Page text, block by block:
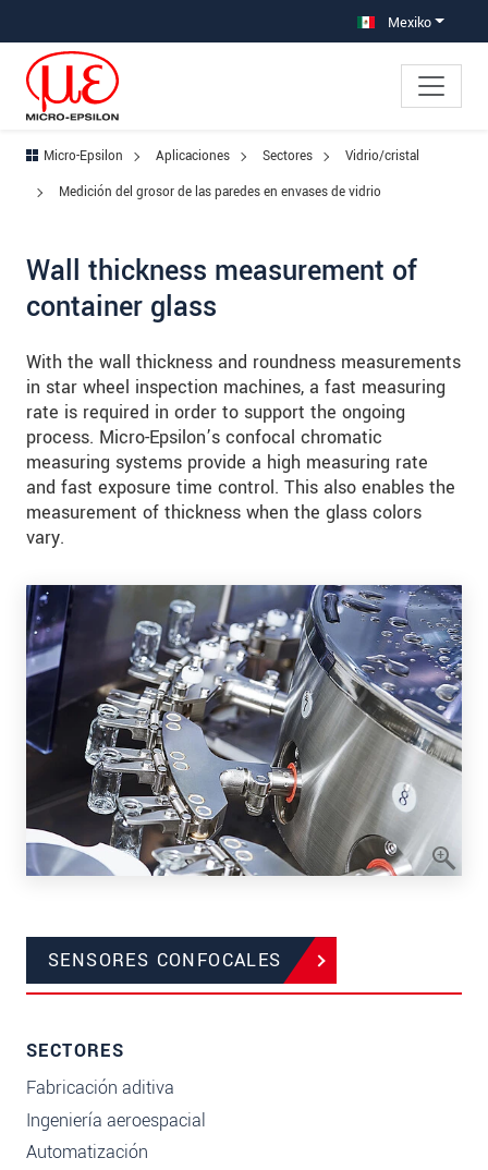
Saltar directamente a la navegación principal Mexiko
Micro-Epsilon Aplicaciones Sectores
Vidrio/cristal
Medición del grosor de las paredes en envases de vidrio
Wall thickness measurement of
container glass
With the wall thickness and roundness measurements
in star wheel inspection machines, a fast measuring
rate is required in order to support the ongoing
process. Micro-Epsilon’s confocal chromatic
measuring systems provide a high measuring rate
and fast exposure time control. This also enables the
measurement of thickness when the glass colors
vary.
SENSORES CONFOCALES
SECTORES
Fabricación aditiva
Ingeniería aeroespacial
Automatización